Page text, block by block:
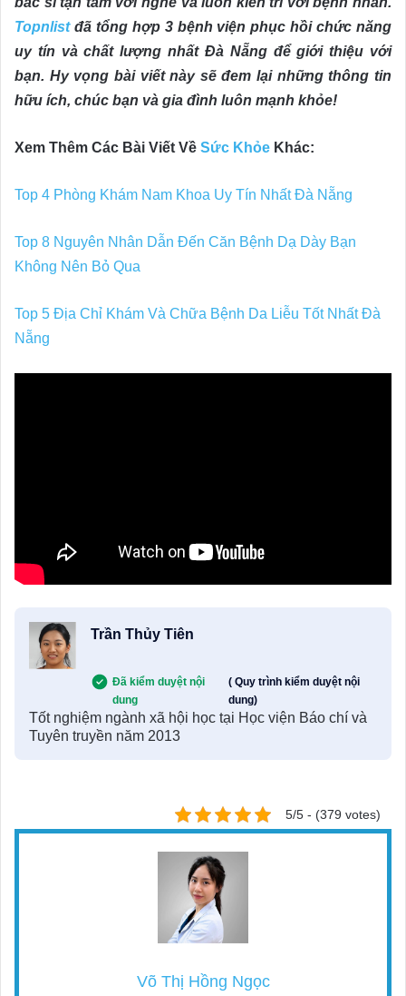
Topnlistđã tổng hợp 3 bệnh viện phục hồi chức năng
uy tín và chất lượng nhất Đà Nẵng để giới thiệu với
bạn. Hy vọng bài viết này sẽ đem lại những thông tin
hữu ích, chúc bạn và gia đình luôn mạnh khỏe!
Xem Thêm Các Bài Viết Về Sức Khỏe Khác:
Top 4 Phòng Khám Nam Khoa Uy Tín Nhất Đà Nẵng
Top 8 Nguyên Nhân Dẫn Đến Căn Bệnh Dạ Dày Bạn
Không Nên Bỏ Qua
Top 5 Địa Chỉ Khám Và Chữa Bệnh Da Liễu Tốt Nhất Đà
Nẵng
Trần Thủy Tiên
Đã kiểm duyệt nội
dung
( Quy trình kiểm duyệt nội
dung)
Tốt nghiệm ngành xã hội học tại Học viện Báo chí và
Tuyên truyền năm 2013
5/5 - (379 votes)
Võ Thị Hồng Ngọc